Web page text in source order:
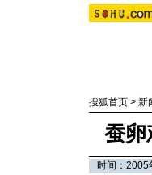
搜狐首页 > 新
蚕卵
时间：